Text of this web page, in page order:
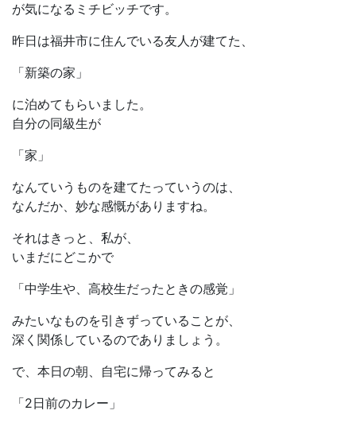
が気になるミチビッチです。
昨日は福井市に住んでいる友人が建てた、
「新築の家」
に泊めてもらいました。
自分の同級生が
「家」
なんていうものを建てたっていうのは、
なんだか、妙な感慨がありますね。
それはきっと、私が、
いまだにどこかで
「中学生や、高校生だったときの感覚」
みたいなものを引きずっていることが、
深く関係しているのでありましょう。
で、本日の朝、自宅に帰ってみると
「2日前のカレー」